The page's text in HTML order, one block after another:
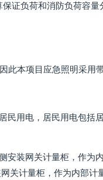
证负荷和消防负荷容
本项目应急照明采用
民用电，居民用电包括
安装网关计量柜，作为
关计量柜，作为内部计